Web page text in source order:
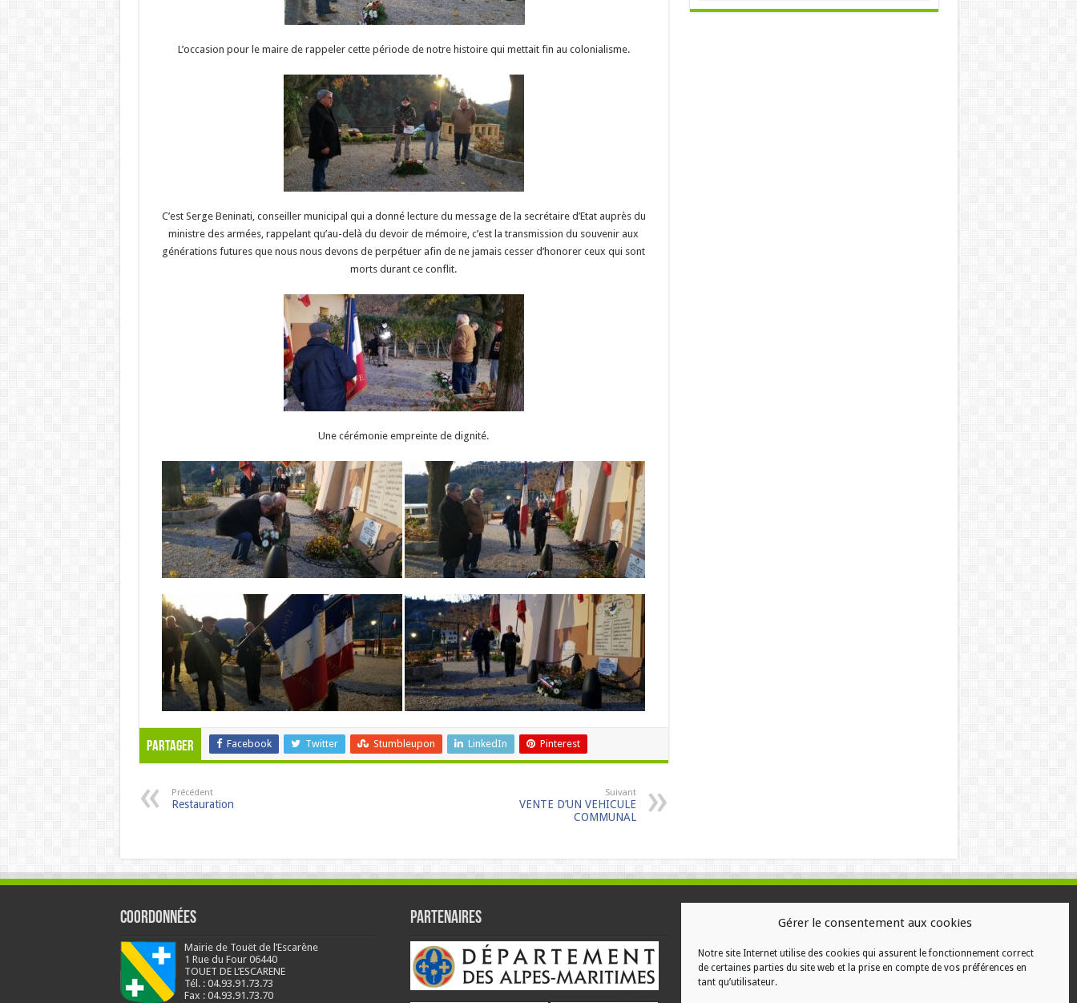
Gérer le consentement aux cookies
Notre site Internet utilise des cookies qui assurent le fonctionnement correct
de certaines parties du site web et la prise en compte de vos préférences en
tant qu’utilisateur.
L’occasion pour le maire de rappeler cette période de notre histoire qui mettait fin au colonialisme.
C’est Serge Beninati, conseiller municipal qui a donné lecture du message de la secrétaire d’Etat auprès du
ministre des armées, rappelant qu’au-delà du devoir de mémoire, c’est la transmission du souvenir aux
générations futures que nous nous devons de perpétuer afin de ne jamais cesser d’honorer ceux qui sont
morts durant ce conflit.
Une cérémonie empreinte de dignité.
Partager Facebook Twitter Stumbleupon LinkedIn Pinterest
Précédent
Restauration
Suivant
VENTE D’UN VEHICULE
COMMUNAL
Coordonnées
Mairie de Touët de l’Escarène
1 Rue du Four 06440
TOUET DE L’ESCARENE
Tél. : 04.93.91.73.73
Fax : 04.93.91.73.70
Partenaires